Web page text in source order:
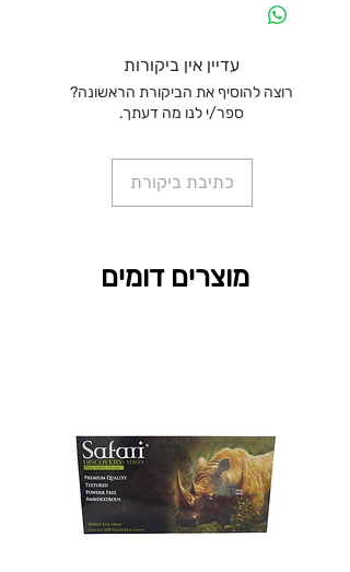
עדיין אין ביקורות
רוצה להוסיף את הביקורת הראשונה?
ספר/י לנו מה דעתך.
כתיבת ביקורת
מוצרים דומים